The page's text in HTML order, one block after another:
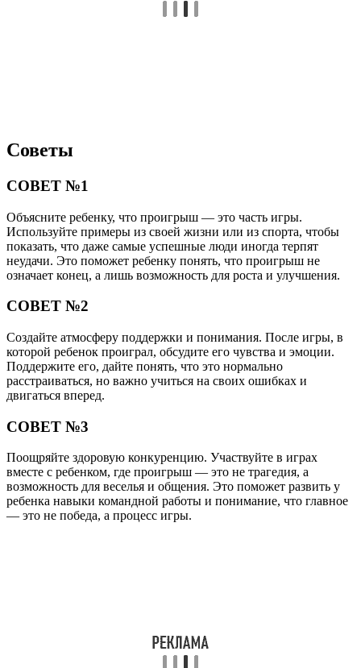
Советы
СОВЕТ №1
Объясните ребенку, что проигрыш — это часть игры.
Используйте примеры из своей жизни или из спорта, чтобы
показать, что даже самые успешные люди иногда терпят
неудачи. Это поможет ребенку понять, что проигрыш не
означает конец, а лишь возможность для роста и улучшения.
СОВЕТ №2
Создайте атмосферу поддержки и понимания. После игры, в
которой ребенок проиграл, обсудите его чувства и эмоции.
Поддержите его, дайте понять, что это нормально
расстраиваться, но важно учиться на своих ошибках и
двигаться вперед.
СОВЕТ №3
Поощряйте здоровую конкуренцию. Участвуйте в играх
вместе с ребенком, где проигрыш — это не трагедия, а
возможность для веселья и общения. Это поможет развить у
ребенка навыки командной работы и понимание, что главное
— это не победа, а процесс игры.